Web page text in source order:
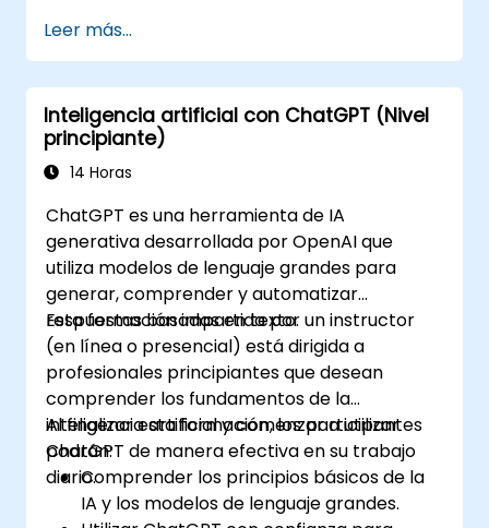
Leer más...
Inteligencia artificial con ChatGPT (Nivel
principiante)
14 Horas
ChatGPT es una herramienta de IA
generativa desarrollada por OpenAI que
utiliza modelos de lenguaje grandes para
generar, comprender y automatizar
respuestas basadas en texto.
Esta formación impartida por un instructor
(en línea o presencial) está dirigida a
profesionales principiantes que desean
comprender los fundamentos de la
inteligencia artificial y comenzar a utilizar
ChatGPT de manera efectiva en su trabajo
diario.
Al finalizar esta formación, los participantes
podrán:
Comprender los principios básicos de la
IA y los modelos de lenguaje grandes.